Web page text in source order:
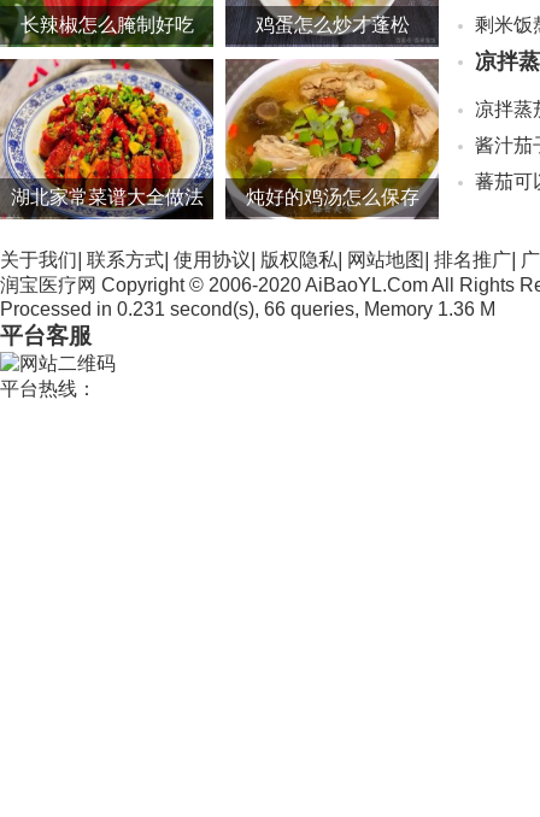
长辣椒怎么腌制好吃 鸡蛋怎么炒才蓬松
湖北家常菜谱大全做法 炖好的鸡汤怎么保存
剩米饭
凉拌
凉拌蒸
酱汁茄
蕃茄可
关于我们 联系方式 使用协议 版权隐私 网站地图 排名推广
润宝医疗网 Copyright © 2006-2020 AiBaoYL.Com All Rights
Processed in 0.231 second(s), 66 queries, Memory 1.36 M
平台客服
平台热线：